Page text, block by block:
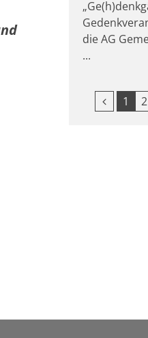
die AG
...
1 2